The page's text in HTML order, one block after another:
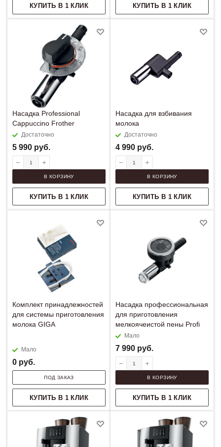
КУПИТЬ В 1 КЛИК КУПИТЬ В 1 КЛИК
Насадка Professional
Cappuccino Frother
Достаточно
5 990 руб.
В КОРЗИНУ
КУПИТЬ В 1 КЛИК
Насадка для взбивания
молока
Достаточно
4 990 руб.
В КОРЗИНУ
КУПИТЬ В 1 КЛИК
Комплект принадлежностей
для системы приготовления
молока GIGA
Мало
0 руб.
ПОД ЗАКАЗ
КУПИТЬ В 1 КЛИК
Насадка профессиональная
для приготовления
мелкоячеистой пены Profi
Мало
7 990 руб.
В КОРЗИНУ
КУПИТЬ В 1 КЛИК